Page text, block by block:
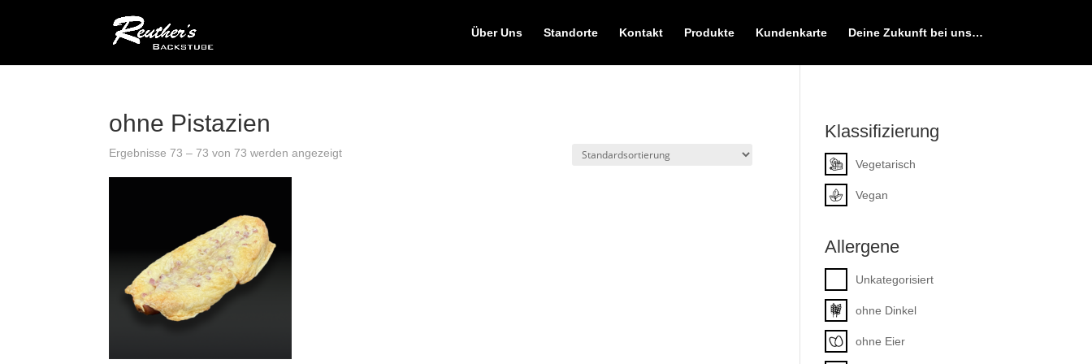
Über Uns Standorte Kontakt Produkte Kundenkarte Deine Zukunft bei uns…
ohne Pistazien
Ergebnisse 73 – 73 von 73 werden angezeigt
Klassifizierung
Vegetarisch
Vegan
Allergene
Unkategorisiert
ohne Dinkel
ohne Eier